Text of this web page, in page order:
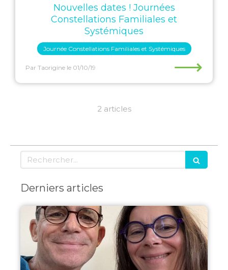
Nouvelles dates ! Journées
Constellations Familiales et
Systémiques
Journée Constellations Familiales et Systémiques
Par Taorigine le 01/10/19 ⟶
2 articles
Rechercher
Derniers articles